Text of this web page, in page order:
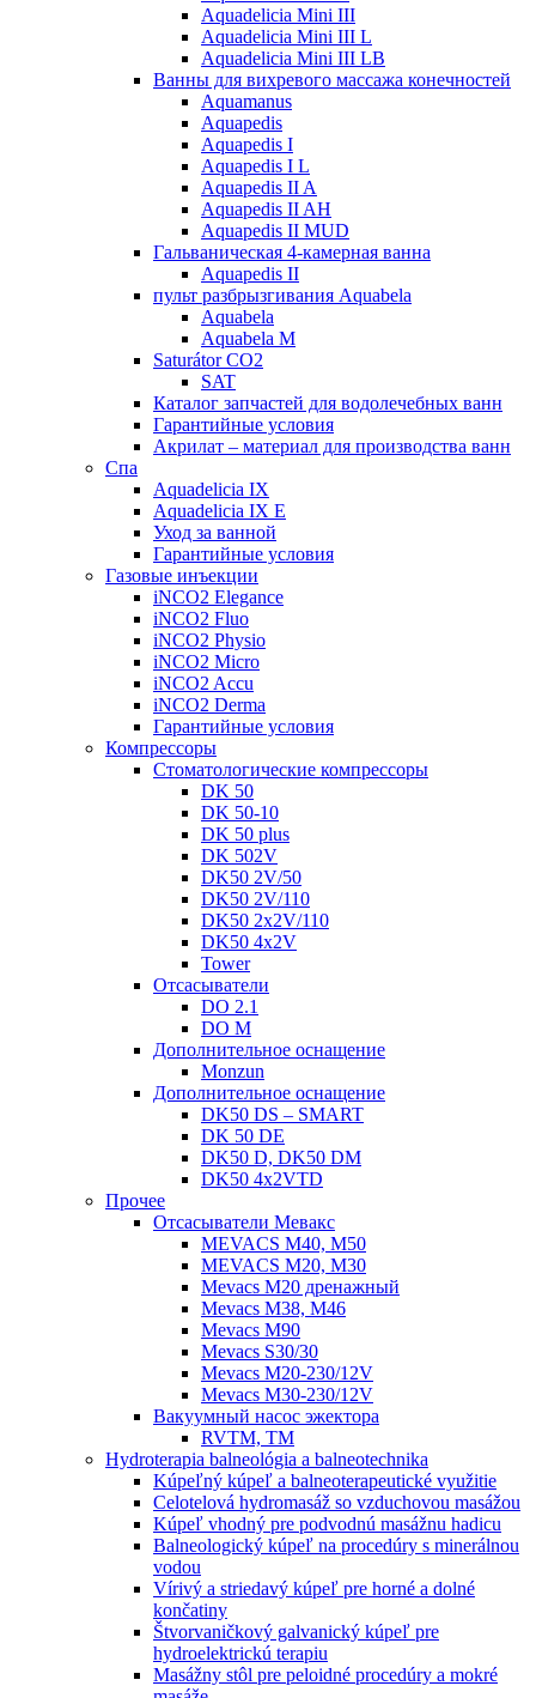
Aquadelicia Mini III
Aquadelicia Mini III L
Aquadelicia Mini III LB
Ванны для вихревого массажа конечностей
Aquamanus
Aquapedis
Aquapedis I
Aquapedis I L
Aquapedis II A
Aquapedis II AH
Aquapedis II MUD
Гальваническая 4-камерная вaннa
Aquapedis II
пульт рaзбрызгивaния Aquabela
Aquabela
Aquabela M
Saturátor CO2
SAT
Кaтaлог запчастeй для водолечебных ванн
Гарантийные ycлoвия
Акрилат – материал для производства ванн
Спа
Aquadelicia IX
Aquadelicia IX E
Уход за ванной
Гарантийные ycлoвия
Газовые инъекции
iNCO2 Elegance
iNCO2 Fluo
iNCO2 Physio
iNCO2 Micro
iNCO2 Accu
iNCO2 Derma
Гарантийные ycлoвия
Компрессоры
Стоматологические компрессоры
DK 50
DK 50-10
DK 50 plus
DK 502V
DK50 2V/50
DK50 2V/110
DK50 2x2V/110
DK50 4x2V
Tower
Отсасыватели
DO 2.1
DO M
Дополнительное оснащение
Monzun
Дополнительное оснащение
DK50 DS – SMART
DK 50 DE
DK50 D, DK50 DM
DK50 4x2VTD
Прочеe
Oтсасыватели Мевакс
MEVACS M40, M50
MEVACS M20, M30
Mevacs M20 дренажный
Mevacs M38, M46
Mevacs M90
Mevacs S30/30
Mevacs M20-230/12V
Mevacs M30-230/12V
Вакуумный насос эжектора
RVTM, TM
Hydroterapia balneológia a balneotechnika
Kúpeľný kúpeľ a balneoterapeutické využitie
Celotelová hydromasáž so vzduchovou masážou
Kúpeľ vhodný pre podvodnú masážnu hadicu
Balneologický kúpeľ na procedúry s minerálnou
vodou
Vírivý a striedavý kúpeľ pre horné a dolné
končatiny
Štvorvaničkový galvanický kúpeľ pre
hydroelektrickú terapiu
Masážny stôl pre peloidné procedúry a mokré